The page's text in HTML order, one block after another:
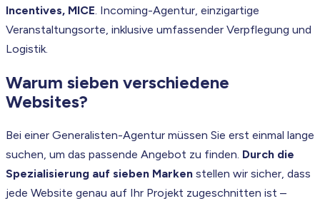
Incentives, MICE. Incoming-Agentur, einzigartige
Veranstaltungsorte, inklusive umfassender Verpflegung und
Logistik.
Warum sieben verschiedene
Websites?
Bei einer Generalisten-Agentur müssen Sie erst einmal lange
suchen, um das passende Angebot zu finden. Durch die
Spezialisierung auf sieben Marken stellen wir sicher, dass
jede Website genau auf Ihr Projekt zugeschnitten ist –